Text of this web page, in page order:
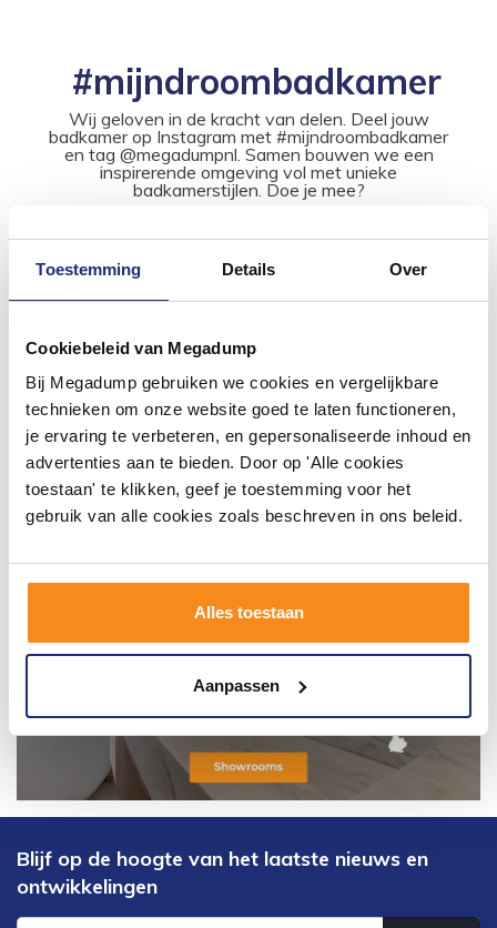
Toestemming Details Over
Cookiebeleid van Megadump
Bij Megadump gebruiken we cookies en vergelijkbare
technieken om onze website goed te laten functioneren,
je ervaring te verbeteren, en gepersonaliseerde inhoud en
advertenties aan te bieden. Door op 'Alle cookies
toestaan' te klikken, geef je toestemming voor het
gebruik van alle cookies zoals beschreven in ons beleid.
Alles toestaan
Aanpassen
#mijndroombadkamer
Wij geloven in de kracht van delen. Deel jouw
badkamer op Instagram met #mijndroombadkamer
en tag @megadumpnl. Samen bouwen we een
inspirerende omgeving vol met unieke
badkamerstijlen. Doe je mee?
Blijf op de hoogte van het laatste nieuws en
ontwikkelingen